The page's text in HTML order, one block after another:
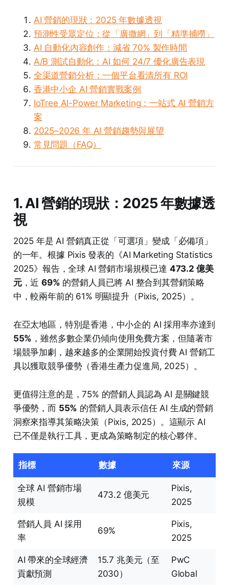
AI 營銷的現狀：2025 年數據透視
預測性受眾定位：從「廣撒網」到「精準捕撈」
AI 自動化內容創作：減省 70% 製作時間
A/B 測試自動化：AI 如何 24/7 優化廣告表現
全渠道營銷分析：一個平台看清所有 ROI
香港中小企 AI 營銷實戰案例
IoTree AI-Power Marketing：一站式 AI 營銷方
案
2025–2026 年 AI 營銷趨勢與展望
常見問題（FAQ）
1. AI 營銷的現狀：2025 年數據透
視
2025 年是 AI 營銷真正從「可選項」變成「必備項」
的一年。根據 Pixis 發表的《AI Marketing Statistics
2025》報告，全球 AI 營銷市場規模已達 473.2 億美
元，近69% 的營銷人員已將 AI 整合到其營銷策略
中，較兩年前的 61% 明顯提升（Pixis, 2025）。
在亞太地區，特別是香港，中小企的 AI 採用率亦達到
55% ，雖然多數企業仍傾向使用免費方案，但隨著市
場競爭加劇，越來越多的企業開始投資付費 AI 營銷工
具以獲取競爭優勢（香港生產力促進局, 2025）。
更值得注意的是，75% 的營銷人員認為 AI 是關鍵競
爭優勢，而 55% 的營銷人員表示信任 AI 生成的營銷
洞察來指導其策略決策（Pixis, 2025）。這顯示 AI
已不僅是執行工具，更成為策略制定的核心夥伴。
指標 數據 來源
全球 AI 營銷市場
規模
473.2 億美元
Pixis,
2025
營銷人員 AI 採用
率
69%
Pixis,
2025
AI 帶來的全球經濟
貢獻預測
15.7 兆美元（至
2030）
PwC
Global